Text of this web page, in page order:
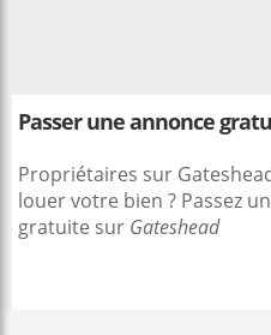
Passer une annonce
Propriétaires sur
louer votre bien ? Passez
gratuite sur Gateshead